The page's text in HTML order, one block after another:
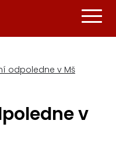
odpoledne v Mš
v